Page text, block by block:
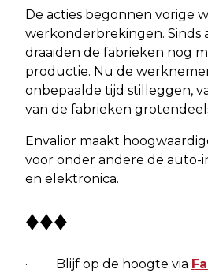
De acties begonnen vorige
werkonderbrekingen. Sinds
draaiden de fabrieken nog
productie. Nu de
onbepaalde tijd stilleggen,
van de fabrieken
Envalior maakt
voor onder andere de auto-
en elektronica.
♦♦♦
· Blijf op de hoogte via